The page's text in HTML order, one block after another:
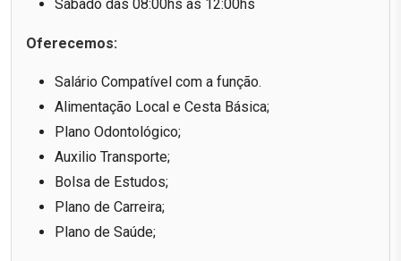
Sábado das 08:00hs às 12:00hs
Oferecemos:
Salário Compatível com a função.
Alimentação Local e Cesta Básica;
Plano Odontológico;
Auxilio Transporte;
Bolsa de Estudos;
Plano de Carreira;
Plano de Saúde;